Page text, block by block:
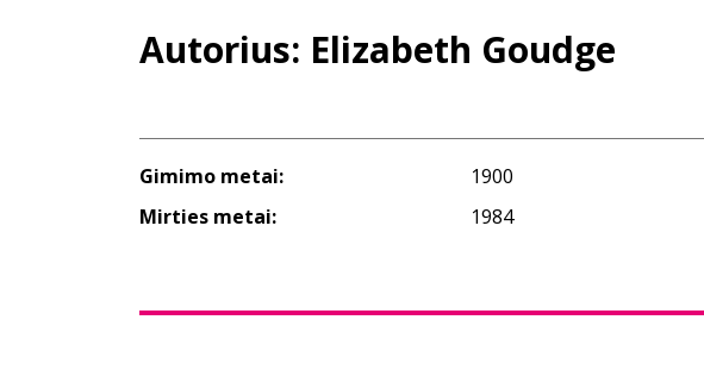
Autorius: Elizabeth Goudge
Gimimo metai:
1900
Mirties metai:
1984